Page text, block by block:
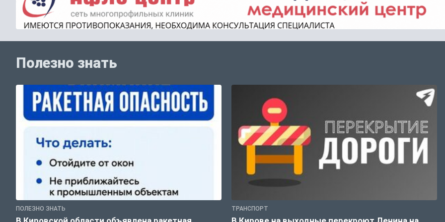
Полезно знать
ПОЛЕЗНО ЗНАТЬ ТРАНСПОРТ